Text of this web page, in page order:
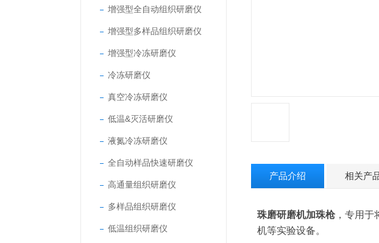
增强型全自动组织研磨仪
增强型多样品组织研磨仪
增强型冷冻研磨仪
冷冻研磨仪
真空冷冻研磨仪
低温&灭活研磨仪
液氮冷冻研磨仪
全自动样品快速研磨仪
高通量组织研磨仪
多样品组织研磨仪
低温组织研磨仪
产品介绍 相关产
珠磨研磨机加珠枪，专用于
机等实验设备。